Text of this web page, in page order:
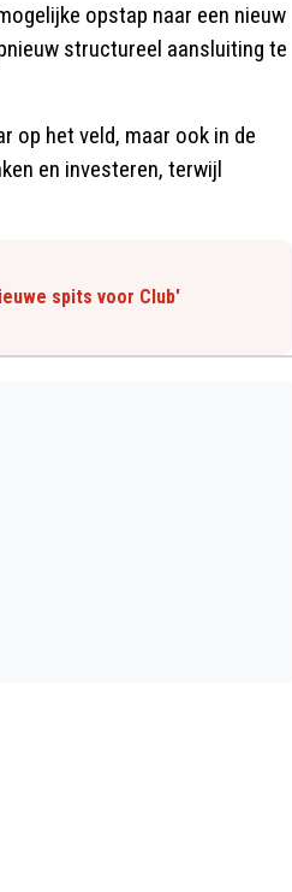
opstap naar een nieuw
structureel aansluiting te
op het veld, maar ook in de
en investeren, terwijl
spits voor Club'